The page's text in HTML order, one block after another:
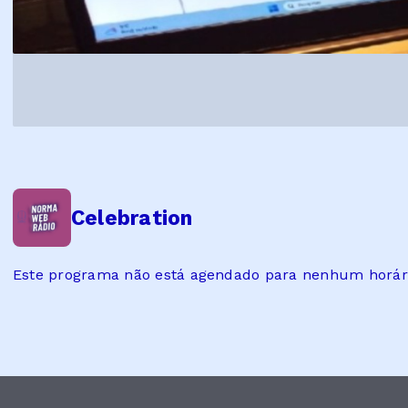
Celebration
Este programa não está agendado para nenhum